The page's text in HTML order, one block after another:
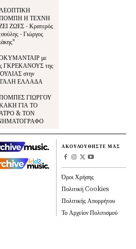
Η ΤΕΧΝΗ
ΖΩΕΣ - Κρατερός
- Γιώργος
με
ΓΚΡΕΚΑΝΟΥΣ της
στην
ΕΛΛΑΔΑ
ΓΙΩΡΓΟΥ
ΓΙΑ ΤΟ
& ΤΟΝ
ΑΚΟΥΛΟΥΘΗΣΤΕ ΜΑΣ
Όροι Χρήσης
Πολιτική Cookies
Πολιτικής Απορρήτου
Το Αρχείον Πολιτισμού